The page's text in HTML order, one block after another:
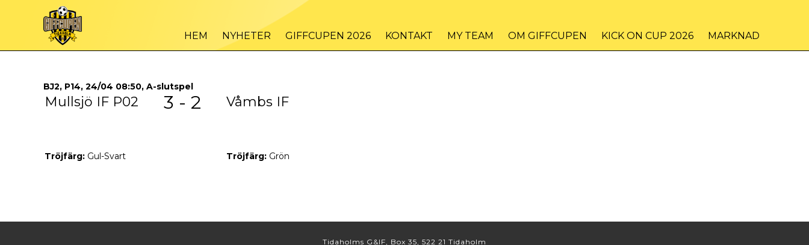
HEM NYHETER GIFFCUPEN 2026 KONTAKT MY TEAM OM GIFFCUPEN KICK ON CUP 2026 MARKNAD
BJ2, P14, 24/04 08:50, A-slutspel
Mullsjö IF P02 3 - 2 Våmbs IF
Tröjfärg: Gul-Svart Tröjfärg: Grön
Tidaholms G&IF, Box 35, 522 21 Tidaholm